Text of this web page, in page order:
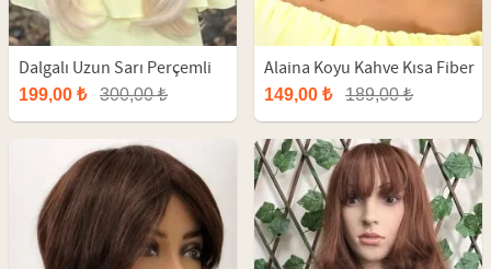
Dalgalı Uzun Sarı Perçemli
Fiber Peruk
199,00 ₺ 300,00 ₺
Alaina Koyu Kahve Kısa Fiber
Sentetik Peruk
149,00 ₺ 189,00 ₺